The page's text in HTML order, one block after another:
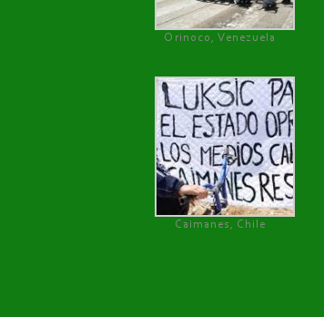
Orinoco, Venezuela
Caimanes, Chile